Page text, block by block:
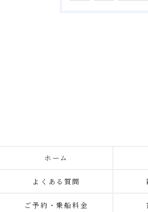
ホーム
よくある質問
ご予約・乗船料金